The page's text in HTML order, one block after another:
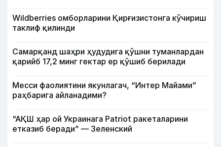
Wildberries омборларини Қирғизистонга кўчириш
таклиф қилинди
Самарқанд шаҳри ҳудудига қўшни туманлардан
қарийб 17,2 минг гектар ер қўшиб берилади
Месси фаолиятини якунлагач, “Интер Майами”
раҳбарига айланадими?
“АҚШ ҳар ой Украинага Patriot ракеталарини
етказиб беради” — Зеленский